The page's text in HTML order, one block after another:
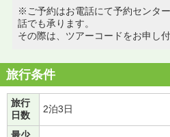
※ご予約はお電話にて予約センタ
話でも承ります。
その際は、ツアーコードをお申し付
旅行条件
旅行
日数
2泊3日